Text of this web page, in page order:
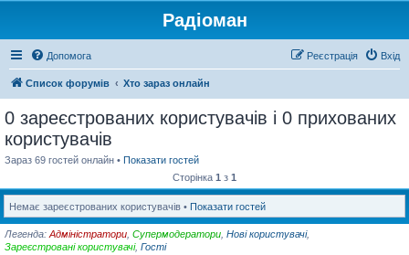
Радіоман
Допомога Вхід
Реєстрація
Список форумів Хто зараз онлайн
0 зареєстрованих користувачів і 0 прихованих
користувачів
Зараз 69 гостей онлайн • Показати гостей
Сторінка 1 з 1
Немає зареєстрованих користувачів • Показати гостей
Легенда: Адміністратори Супермодератори Нові користувачі,
Зареєстровані користувачі, Гості